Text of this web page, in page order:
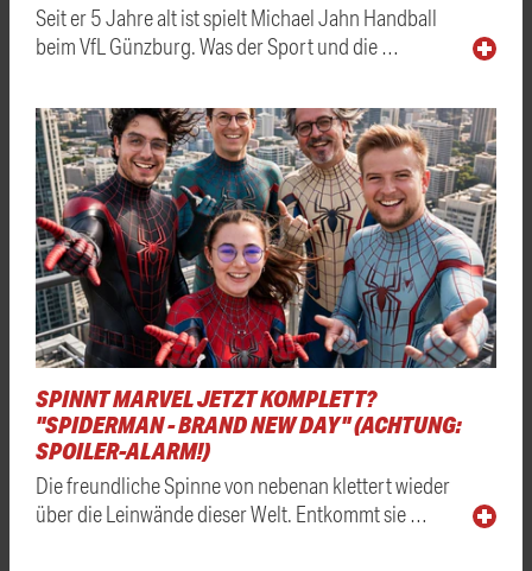
Seit er 5 Jahre alt ist spielt Michael Jahn Handball
beim VfL Günzburg. Was der Sport und die …
SPINNT MARVEL JETZT KOMPLETT?
"SPIDERMAN - BRAND NEW DAY" (ACHTUNG:
SPOILER-ALARM!)
Die freundliche Spinne von nebenan klettert wieder
über die Leinwände dieser Welt. Entkommt sie …